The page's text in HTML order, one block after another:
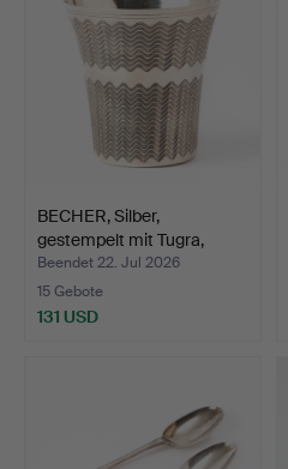
BECHER, Silber,
gestempelt mit Tugra,
Sult…
Beendet 22. Jul 2026
15 Gebote
131 USD